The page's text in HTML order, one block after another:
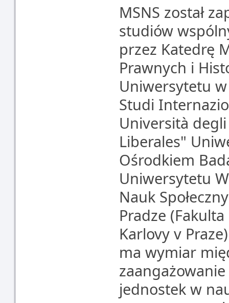
MSNS został
studiów
przez Katedrę
Prawnych i
Uniwersytetu
Studi
Università
Liberales"
Ośrodkiem
Uniwersytetu
Nauk
Pradze
Karlovy v
ma wymiar
jednostek w